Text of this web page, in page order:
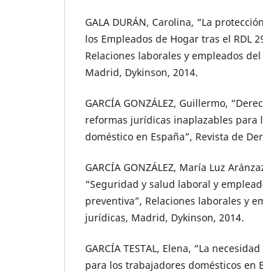
GALA DURÁN, Carolina, “La
los Empleados de Hogar tras el RDL
Relaciones laborales y empleados
Madrid, Dykinson, 2014.
GARCÍA GONZÁLEZ, Guillermo,
reformas jurídicas inaplazables
doméstico en España”, Revista de
GARCÍA GONZÁLEZ, María Luz
“Seguridad y salud laboral y
preventiva”, Relaciones laborales y
jurídicas, Madrid, Dykinson, 2014.
GARCÍA TESTAL, Elena, “La
para los trabajadores domésticos en